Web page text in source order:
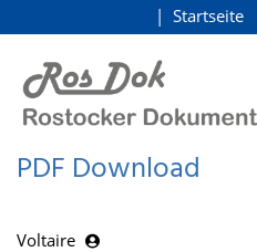
zum Inhalt
Startseite
PDF Download
Voltaire